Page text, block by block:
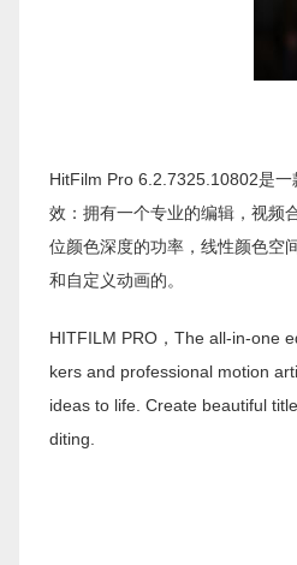
HitFilm Pro 6.2.7325.10802是
效：拥有一个专业的编辑，视频
位颜色深度的功率，线性颜色空
和自定义动画的。
HITFILM PRO，The all-in-one
kers and professional motion
ideas to life. Create beautiful
diting.